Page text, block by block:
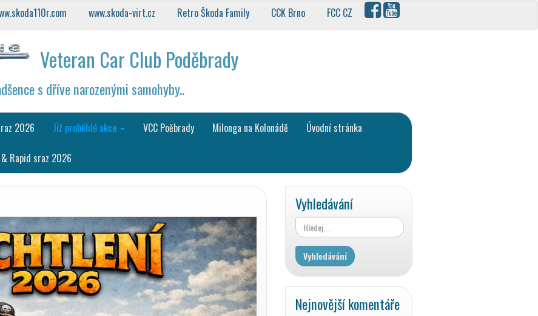
www.skoda-virt.cz Retro Škoda Family CCK Brno FCC CZ
Veteran Car Club Poděbrady
s dříve narozenými samohyby..
2026 Již proběhlé akce VCC Poěbrady Milonga na Kolonádě Úvodní stránka
Rapid sraz 2026
Vyhledávání
Nejnovější komentáře